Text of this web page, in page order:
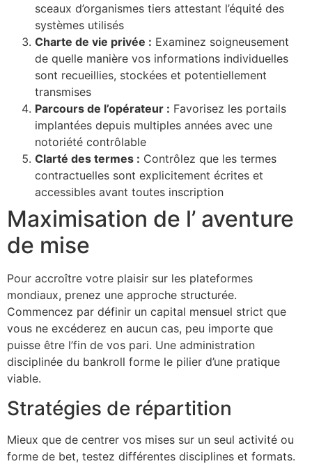
sceaux d’organismes tiers attestant l’équité des
systèmes utilisés
Charte de vie privée : Examinez soigneusement
de quelle manière vos informations individuelles
sont recueillies, stockées et potentiellement
transmises
Parcours de l’opérateur : Favorisez les portails
implantées depuis multiples années avec une
notoriété contrôlable
Clarté des termes : Contrôlez que les termes
contractuelles sont explicitement écrites et
accessibles avant toutes inscription
Maximisation de l’ aventure
de mise
Pour accroître votre plaisir sur les plateformes
mondiaux, prenez une approche structurée.
Commencez par définir un capital mensuel strict que
vous ne excéderez en aucun cas, peu importe que
puisse être l’fin de vos pari. Une administration
disciplinée du bankroll forme le pilier d’une pratique
viable.
Stratégies de répartition
Mieux que de centrer vos mises sur un seul activité ou
forme de bet, testez différentes disciplines et formats.